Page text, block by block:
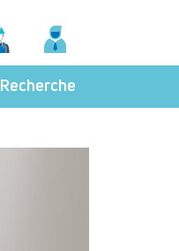
Recherche